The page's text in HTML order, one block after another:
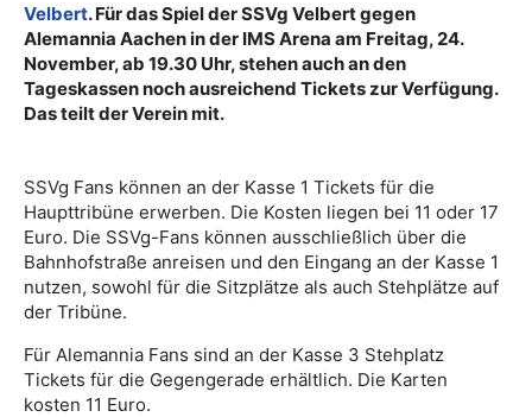
Velbert. Für das Spiel der SSVg Velbert gegen
Alemannia Aachen in der IMS Arena am Freitag, 24.
November, ab 19.30 Uhr, stehen auch an den
Tageskassen noch ausreichend Tickets zur Verfügung.
Das teilt der Verein mit.
SSVg Fans können an der Kasse 1 Tickets für die
Haupttribüne erwerben. Die Kosten liegen bei 11 oder 17
Euro. Die SSVg-Fans können ausschließlich über die
Bahnhofstraße anreisen und den Eingang an der Kasse 1
nutzen, sowohl für die Sitzplätze als auch Stehplätze auf
der Tribüne.
Für Alemannia Fans sind an der Kasse 3 Stehplatz
Tickets für die Gegengerade erhältlich. Die Karten
kosten 11 Euro.